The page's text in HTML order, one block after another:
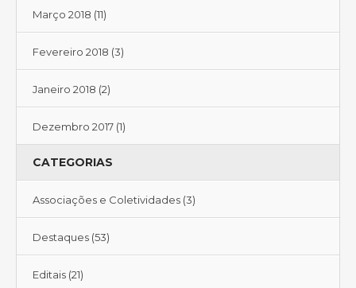
Março 2018 (11)
Fevereiro 2018 (3)
Janeiro 2018 (2)
Dezembro 2017 (1)
CATEGORIAS
Associações e Coletividades (3)
Destaques (53)
Editais (21)